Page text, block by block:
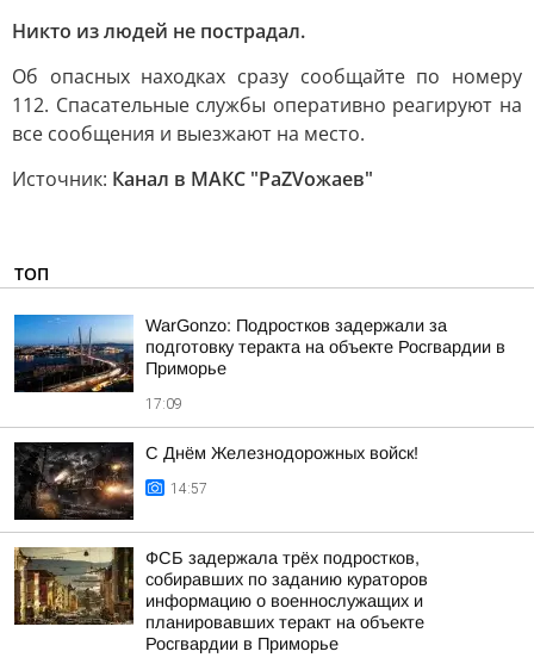
Никто из людей не пострадал.
Об опасных находках сразу сообщайте по номеру
112. Спасательные службы оперативно реагируют на
все сообщения и выезжают на место.
Источник: Канал в МАКС "РаZVожаев"
ТОП
WarGonzo: Подростков задержали за
подготовку теракта на объекте Росгвардии в
Приморье
17:09
С Днём Железнодорожных войск!
14:57
ФСБ задержала трёх подростков,
собиравших по заданию кураторов
информацию о военнослужащих и
планировавших теракт на объекте
Росгвардии в Приморье